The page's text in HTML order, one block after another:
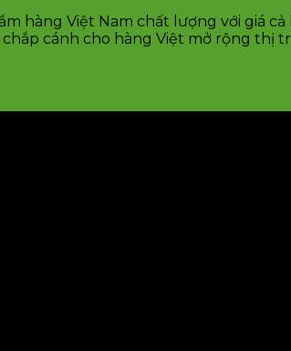
hàng Việt Nam chất lượng với giá
cánh cho hàng Việt mở rộng thị